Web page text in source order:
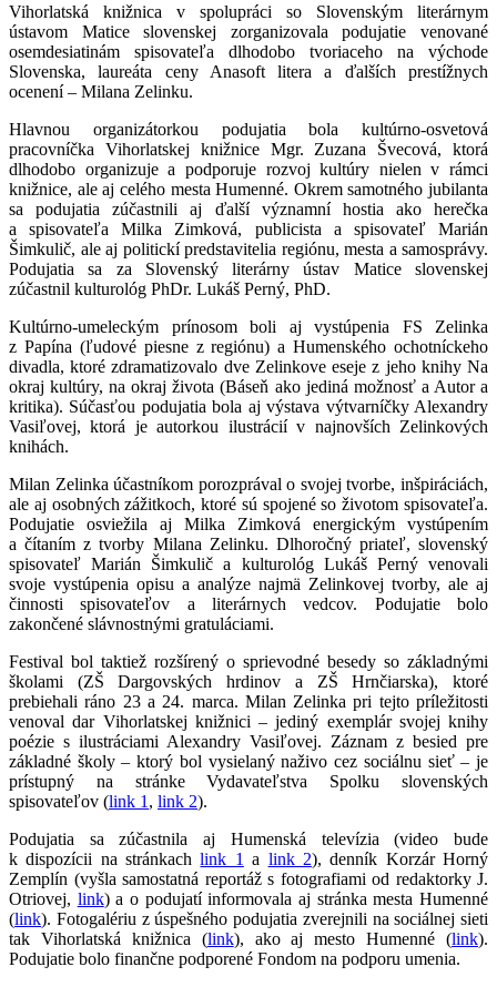
Vihorlatská knižnica v spolupráci so Slovenským literárnym
ústavom Matice slovenskej zorganizovala podujatie venované
osemdesiatinám spisovateľa dlhodobo tvoriaceho na východe
Slovenska, laureáta ceny Anasoft litera a ďalších prestížnych
ocenení – Milana Zelinku.
Hlavnou organizátorkou podujatia bola kultúrno-osvetová
pracovníčka Vihorlatskej knižnice Mgr. Zuzana Švecová, ktorá
dlhodobo organizuje a podporuje rozvoj kultúry nielen v rámci
knižnice, ale aj celého mesta Humenné. Okrem samotného jubilanta
sa podujatia zúčastnili aj ďalší významní hostia ako herečka
a spisovateľa Milka Zimková, publicista a spisovateľ Marián
Šimkulič, ale aj politickí predstavitelia regiónu, mesta a samosprávy.
Podujatia sa za Slovenský literárny ústav Matice slovenskej
zúčastnil kulturológ PhDr. Lukáš Perný, PhD.
Kultúrno-umeleckým prínosom boli aj vystúpenia FS Zelinka
z Papína (ľudové piesne z regiónu) a Humenského ochotníckeho
divadla, ktoré zdramatizovalo dve Zelinkove eseje z jeho knihy Na
okraj kultúry, na okraj života (Báseň ako jediná možnosť a Autor a
kritika). Súčasťou podujatia bola aj výstava výtvarníčky Alexandry
Vasiľovej, ktorá je autorkou ilustrácií v najnovších Zelinkových
knihách.
Milan Zelinka účastníkom porozprával o svojej tvorbe, inšpiráciách,
ale aj osobných zážitkoch, ktoré sú spojené so životom spisovateľa.
Podujatie osviežila aj Milka Zimková energickým vystúpením
a čítaním z tvorby Milana Zelinku. Dlhoročný priateľ, slovenský
spisovateľ Marián Šimkulič a kulturológ Lukáš Perný venovali
svoje vystúpenia opisu a analýze najmä Zelinkovej tvorby, ale aj
činnosti spisovateľov a literárnych vedcov. Podujatie bolo
zakončené slávnostnými gratuláciami.
Festival bol taktiež rozšírený o sprievodné besedy so základnými
školami (ZŠ Dargovských hrdinov a ZŠ Hrnčiarska), ktoré
prebiehali ráno 23 a 24. marca. Milan Zelinka pri tejto príležitosti
venoval dar Vihorlatskej knižnici – jediný exemplár svojej knihy
poézie s ilustráciami Alexandry Vasiľovej. Záznam z besied pre
základné školy – ktorý bol vysielaný naživo cez sociálnu sieť – je
prístupný na stránke Vydavateľstva Spolku slovenských
spisovateľov (link 1 , link 2).
Podujatia sa zúčastnila aj Humenská televízia (video bude
k dispozícii na stránkachlink 1 a link 2), denník Korzár Horný
Zemplín (vyšla samostatná reportáž s fotografiami od redaktorky J.
Otriovej, link) a o podujatí informovala aj stránka mesta Humenné
(link). Fotogalériu z úspešného podujatia zverejnili na sociálnej sieti
tak Vihorlatská knižnica (link), ako aj mesto Humenné (link).
Podujatie bolo finančne podporené Fondom na podporu umenia.